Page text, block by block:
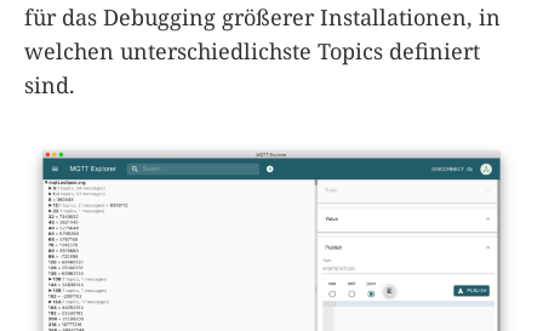
für das Debugging größerer Installationen, in
welchen unterschiedlichste Topics definiert
sind.